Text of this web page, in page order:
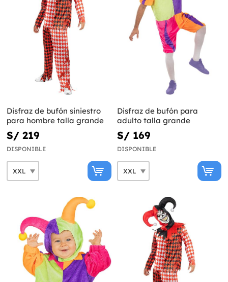
Disfraz de bufón siniestro
para hombre talla grande
S/ 219
DISPONIBLE
Disfraz de bufón para
adulto talla grande
S/ 169
DISPONIBLE